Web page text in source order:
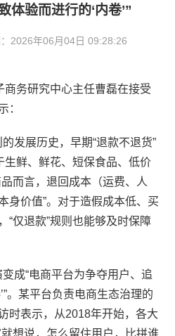
体验而进行的‘内卷’”
2026年06月04日 09:28:26
商务研究中心主任曹磊在接受
：
发展历史，早期“退款不退货”
生鲜、鲜花、短保食品、低价
而言，退回成本（运费、人
身价值”。对于造假成本低、买
“仅退款”规则也能够及时保障
变成“电商平台为争夺用户、追
。某平台负责电商生态治理的
时表示，从2018年开始，各大
想说，怎么留住用户，比拼谁